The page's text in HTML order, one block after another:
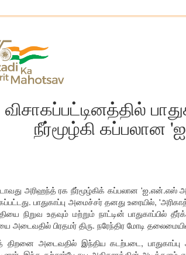
விசாகப்பட்டினத்தில்
நீர்மூழ்கி கப்பலான
அரிஹந்த் ரக நீர்மூழ்கிக் கப்பலான 'ஐ.என்.எஸ்
பாதுகாப்பு அமைச்சர் தனது உரையில்,
நிறுவ உதவும் மற்றும் நாட்டின் பாதுகாப்பில்
அடைவதில் பிரதமர் திரு. நரேந்திர மோடி
அடைவதில் இந்திய கடற்படை, பாதுகாப்பு